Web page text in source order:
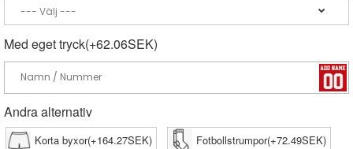
Med eget tryck(+62.06SEK)
Andra alternativ
Korta byxor(+164.27SEK) Fotbollstrumpor(+72.49SEK)